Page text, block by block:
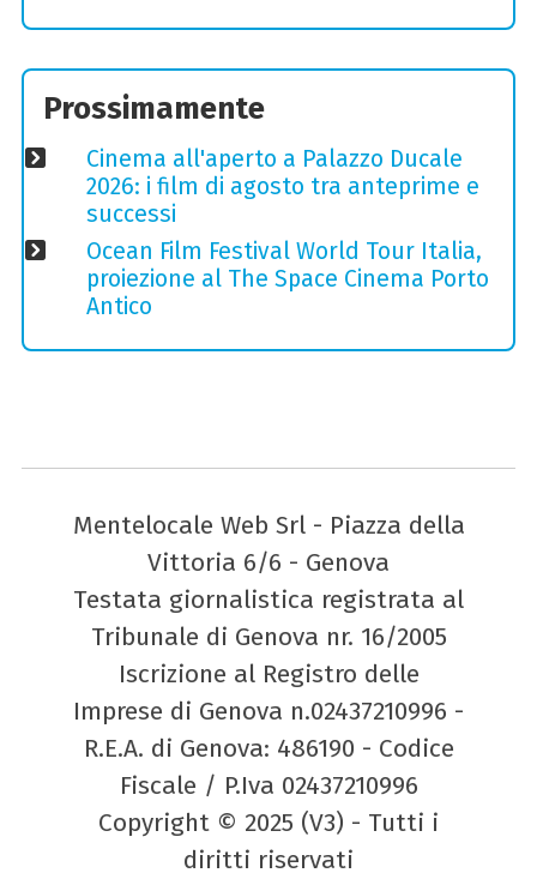
Prossimamente
Cinema all'aperto a Palazzo Ducale
2026: i film di agosto tra anteprime e
successi
Ocean Film Festival World Tour Italia,
proiezione al The Space Cinema Porto
Antico
Mentelocale Web Srl - Piazza della
Vittoria 6/6 - Genova
Testata giornalistica registrata al
Tribunale di Genova nr. 16/2005
Iscrizione al Registro delle
Imprese di Genova n.02437210996 -
R.E.A. di Genova: 486190 - Codice
Fiscale / P.Iva 02437210996
Copyright © 2025 (V3) - Tutti i
diritti riservati